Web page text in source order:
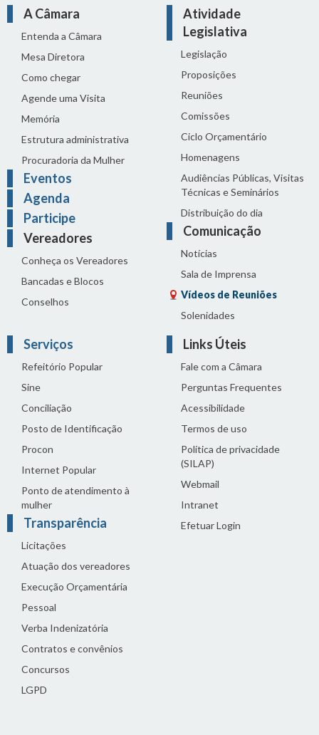
A Câmara
Entenda a Câmara
Mesa Diretora
Como chegar
Agende uma Visita
Memória
Estrutura administrativa
Procuradoria da Mulher
Eventos
Agenda
Participe
Vereadores
Conheça os Vereadores
Bancadas e Blocos
Conselhos
Atividade
Legislativa
Legislação
Proposições
Reuniões
Comissões
Ciclo Orçamentário
Homenagens
Audiências Públicas, Visitas
Técnicas e Seminários
Distribuição do dia
Comunicação
Notícias
Sala de Imprensa
Vídeos de Reuniões
Solenidades
Serviços
Refeitório Popular
Sine
Conciliação
Posto de Identificação
Procon
Internet Popular
Ponto de atendimento à
mulher
Transparência
Licitações
Atuação dos vereadores
Execução Orçamentária
Pessoal
Verba Indenizatória
Contratos e convênios
Concursos
LGPD
Links Úteis
Fale com a Câmara
Perguntas Frequentes
Acessibilidade
Termos de uso
Política de privacidade
(SILAP)
Webmail
Intranet
Efetuar Login